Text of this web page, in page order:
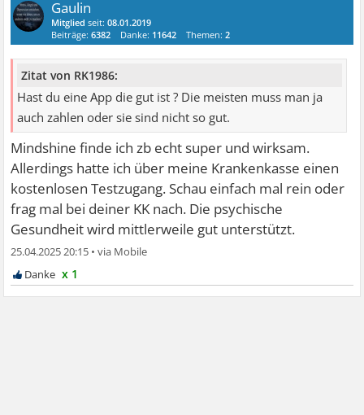
Gaulin
Mitglied seit:08.01.2019
Beiträge:6382 Danke: 11642 Themen:2
Zitat von RK1986:
Hast du eine App die gut ist ? Die meisten muss man ja
auch zahlen oder sie sind nicht so gut.
Mindshine finde ich zb echt super und wirksam.
Allerdings hatte ich über meine Krankenkasse einen
kostenlosen Testzugang. Schau einfach mal rein oder
frag mal bei deiner KK nach. Die psychische
Gesundheit wird mittlerweile gut unterstützt.
25.04.2025 20:15 •
x 1